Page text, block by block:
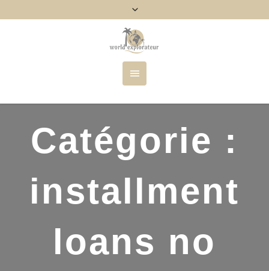
Catégorie :
installment
loans no